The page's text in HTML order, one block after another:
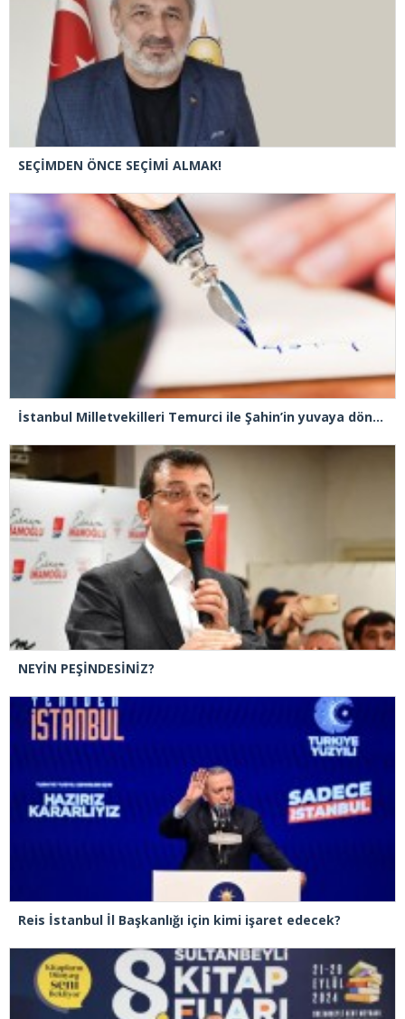
SEÇİMDEN ÖNCE SEÇİMİ ALMAK!
İstanbul Milletvekilleri Temurci ile Şahin’in yuvaya dönmeleri niye engelleniyor?
NEYİN PEŞİNDESİNİZ?
Reis İstanbul İl Başkanlığı için kimi işaret edecek?